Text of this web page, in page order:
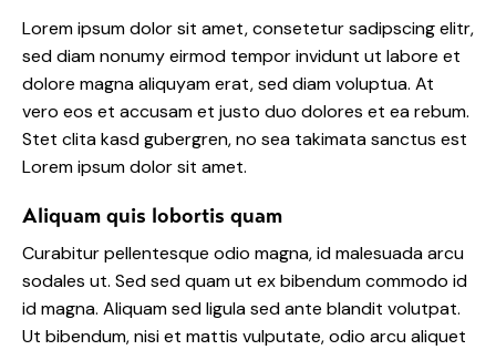
Lorem ipsum dolor sit amet, consetetur sadipscing elitr,
sed diam nonumy eirmod tempor invidunt ut labore et
dolore magna aliquyam erat, sed diam voluptua. At
vero eos et accusam et justo duo dolores et ea rebum.
Stet clita kasd gubergren, no sea takimata sanctus est
Lorem ipsum dolor sit amet.
Aliquam quis lobortis quam
Curabitur pellentesque odio magna, id malesuada arcu
sodales ut. Sed sed quam ut ex bibendum commodo id
id magna. Aliquam sed ligula sed ante blandit volutpat.
Ut bibendum, nisi et mattis vulputate, odio arcu aliquet